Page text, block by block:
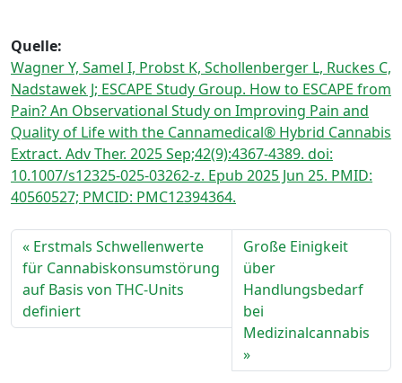
Quelle:
Wagner Y, Samel I, Probst K, Schollenberger L, Ruckes C,
Nadstawek J; ESCAPE Study Group. How to ESCAPE from
Pain? An Observational Study on Improving Pain and
Quality of Life with the Cannamedical® Hybrid Cannabis
Extract. Adv Ther. 2025 Sep;42(9):4367-4389. doi:
10.1007/s12325-025-03262-z. Epub 2025 Jun 25. PMID:
40560527; PMCID: PMC12394364.
Erstmals Schwellenwerte
für Cannabiskonsumstörung
auf Basis von THC-Units
definiert
Große Einigkeit
über
Handlungsbedarf
bei
Medizinalcannabis